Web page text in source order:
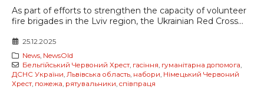
As part of efforts to strengthen the capacity of volunteer
fire brigades in the Lviv region, the Ukrainian Red Cross...
25.12.2025
News, NewsOld
Бельгійський Червоний Хрест, гасіння, гуманітарна допомога,
ДСНС України, Львівська область, набори, Німецький Червоний
Хрест, пожежа, рятувальники, співпраця